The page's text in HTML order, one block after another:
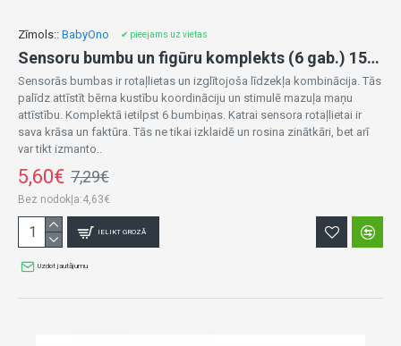
Zīmols:: BabyOno ✔ pieejams uz vietas
Sensoru bumbu un figūru komplekts (6 gab.) 1530
Sensorās bumbas ir rotaļlietas un izglītojoša līdzekļa kombinācija. Tās
palīdz attīstīt bērna kustību koordināciju un stimulē mazuļa maņu
attīstību. Komplektā ietilpst 6 bumbiņas. Katrai sensora rotaļlietai ir
sava krāsa un faktūra. Tās ne tikai izklaidē un rosina zinātkāri, bet arī
var tikt izmanto..
5,60€ 7,29€
Bez nodokļa:4,63€
IELIKT GROZĀ
Uzdot jautājumu